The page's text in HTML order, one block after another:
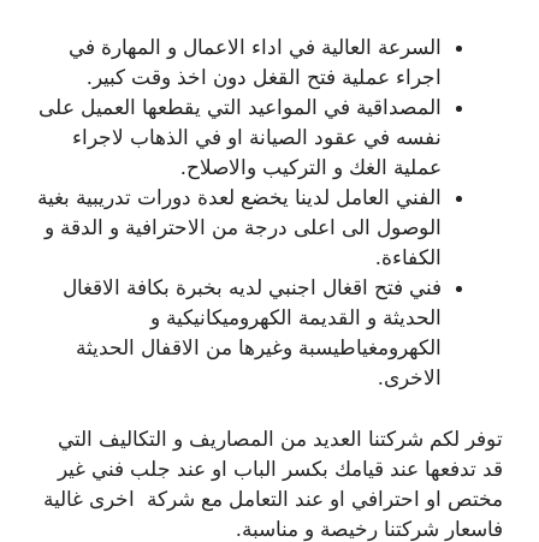
السرعة العالية في اداء الاعمال و المهارة في
اجراء عملية فتح القغل دون اخذ وقت كبير.
المصداقية في المواعيد التي يقطعها العميل على
نفسه في عقود الصيانة او في الذهاب لاجراء
عملية الغك و التركيب والاصلاح.
الفني العامل لدينا يخضع لعدة دورات تدريبية بغية
الوصول الى اعلى درجة من الاحترافية و الدقة و
الكفاءة.
فني فتح اقغال اجنبي لديه بخبرة بكافة الاقغال
الحديثة و القديمة الكهروميكانيكية و
الكهرومغياطيسبة وغيرها من الاقفال الحديثة
الاخرى.
توفر لكم شركتنا العديد من المصاريف و التكاليف التي
قد تدفعها عند قيامك بكسر الباب او عند جلب فني غير
مختص او احترافي او عند التعامل مع شركة اخرى غالية
فاسعار شركتنا رخيصة و مناسبة.